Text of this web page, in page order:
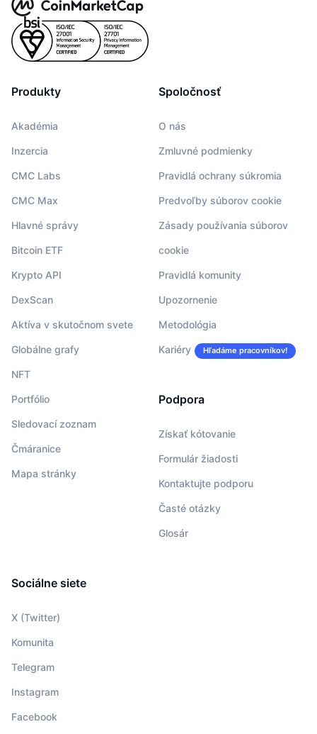
Produkty
Akadémia
Inzercia
CMC Labs
CMC Max
Hlavné správy
Bitcoin ETF
Krypto API
DexScan
Aktíva v skutočnom svete
Globálne grafy
NFT
Portfólio
Sledovací zoznam
Čmáranice
Mapa stránky
Spoločnosť
O nás
Zmluvné podmienky
Pravidlá ochrany súkromia
Predvoľby súborov cookie
Zásady používania súborov
cookie
Pravidlá komunity
Upozornenie
Metodológia
Kariéry Hľadáme pracovníkov!
Podpora
Získať kótovanie
Formulár žiadosti
Kontaktujte podporu
Časté otázky
Glosár
Sociálne siete
X (Twitter)
Komunita
Telegram
Instagram
Facebook